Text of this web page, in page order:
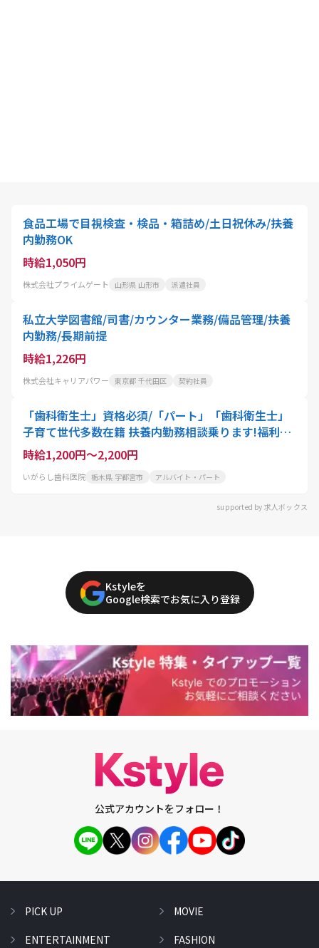
食品工場で目視検査・検品・箱詰め/土日祝休み/扶養
内勤務OK
時給1,050円
株式会社プライムゲート 山形県 山形市 派遣社員
私立大学図書館/司書/カウンター業務/備品管理/扶養
内勤務/長期前提
時給1,226円
株式会社キャリアパワー 東京都 千代田区 契約社員
「歯科衛生士」資格必須/「パート」「歯科衛生士」
子育て世代多数在籍 扶養内勤務相談乗ります!福利厚
生充実のお仕事です
時給1,200円～2,200円
いがらし歯科医院 栃木県 宇都宮市 アルバイト・パート
supported by 求人ボックス
Kstyleを
Google検索でお気に入り登録
公式アカウントをフォロー！
PICK UP
ENTERTAINMENT
MOVIE
FASHION